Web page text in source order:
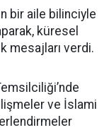
bir aile bilinciyle
küresel
mesajları verdi.
ve İslami